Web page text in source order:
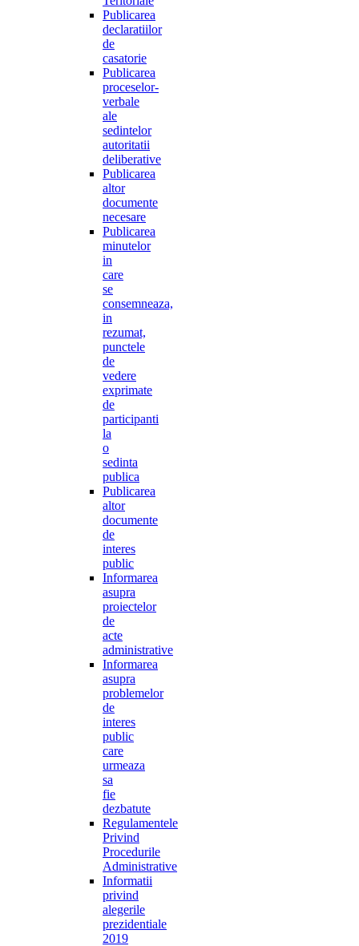
Publicarea
declaratiilor
de
casatorie
Publicarea
proceselor-
verbale
ale
sedintelor
autoritatii
deliberative
Publicarea
altor
documente
necesare
Publicarea
minutelor
in
care
se
consemneaza,
in
rezumat,
punctele
de
vedere
exprimate
de
participanti
la
o
sedinta
publica
Publicarea
altor
documente
de
interes
public
Informarea
asupra
proiectelor
de
acte
administrative
Informarea
asupra
problemelor
de
interes
public
care
urmeaza
sa
fie
dezbatute
Regulamentele
Privind
Procedurile
Administrative
Informatii
privind
alegerile
prezidentiale
2019